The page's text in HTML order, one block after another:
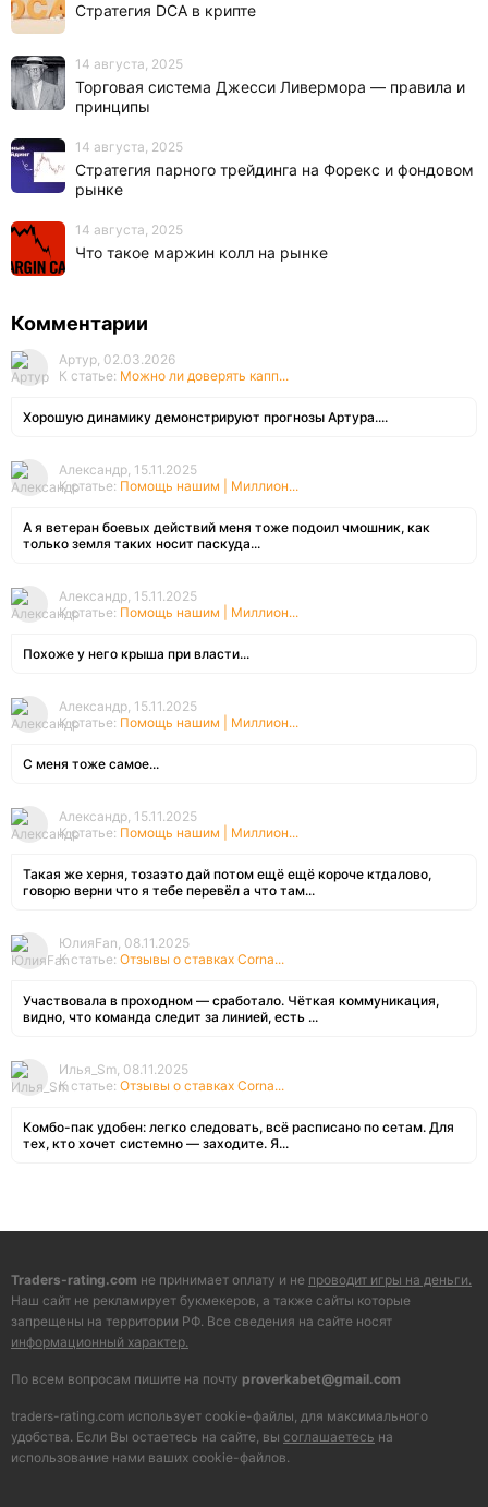
Стратегия DCA в крипте
14 августа, 2025
Торговая система Джесси Ливермора — правила и
принципы
14 августа, 2025
Стратегия парного трейдинга на Форекс и фондовом
рынке
14 августа, 2025
Что такое маржин колл на рынке
Комментарии
Артур, 02.03.2026
К статье: Можно ли доверять капп...
Хорошую динамику демонстрируют прогнозы Артура....
Александр, 15.11.2025
К статье: Помощь нашим | Миллион...
А я ветеран боевых действий меня тоже подоил чмошник, как
только земля таких носит паскуда...
Александр, 15.11.2025
К статье: Помощь нашим | Миллион...
Похоже у него крыша при власти...
Александр, 15.11.2025
К статье: Помощь нашим | Миллион...
С меня тоже самое...
Александр, 15.11.2025
К статье: Помощь нашим | Миллион...
Такая же херня, тозаэто дай потом ещё ещё короче ктдалово,
говорю верни что я тебе перевёл а что там...
ЮлияFan, 08.11.2025
К статье: Отзывы о ставках Corna...
Участвовала в проходном — сработало. Чёткая коммуникация,
видно, что команда следит за линией, есть ...
Илья_Sm, 08.11.2025
К статье: Отзывы о ставках Corna...
Комбо-пак удобен: легко следовать, всё расписано по сетам. Для
тех, кто хочет системно — заходите. Я...
Traders-rating.com не принимает оплату и не проводит игры на деньги.
Наш сайт не рекламирует букмекеров, а также сайты которые
запрещены на территории РФ. Все сведения на сайте носят
информационный характер.
По всем вопросам пишите на почту proverkabet@gmail.com
traders-rating.com использует cookie-файлы, для максимального
удобства. Если Вы остаетесь на сайте, вы соглашаетесь на
использование нами ваших cookie-файлов.